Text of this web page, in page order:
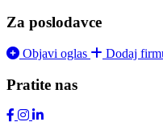
Za poslodavce
Objavi oglas Dodaj
Pratite nas